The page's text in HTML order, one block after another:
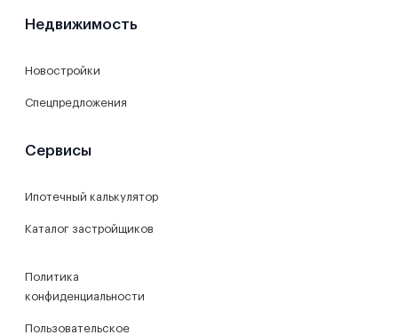
Недвижимость
Новостройки
Спецпредложения
Сервисы
Ипотечный калькулятор
Каталог застройщиков
Политика
конфиденциальности
Пользовательское